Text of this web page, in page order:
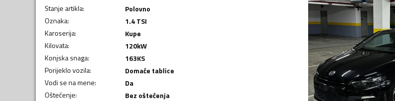
Stanje artikla:
Polovno
Oznaka:
1.4 TSI
Karoserija:
Kupe
Kilovata: 120kW
Konjska snaga: 163KS
Porijeklo vozila:
Domaće tablice
Vodi se na mene:
Da
Oštećenje:
Bez oštećenja